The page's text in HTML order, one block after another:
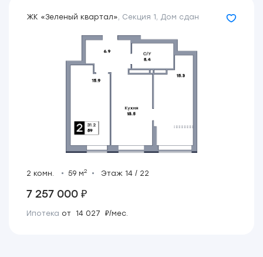
ЖК «Зеленый квартал», Секция 1, Дом сдан
2 комн. 59 м2 Этаж 14 / 22
7 257 000 ₽
Ипотека от 14 027 ₽/мес.